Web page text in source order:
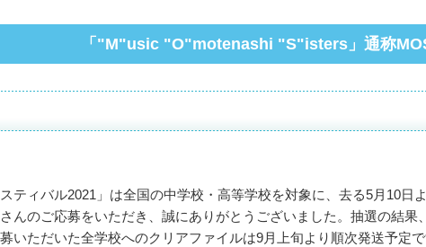
「"M"usic "O"motenashi "S"isters」 通称
ティバル2021」は全国の中学校・高等学校を対象に、去る5月10日
んのご応募をいただき、誠にありがとうございました。抽選の結果
いただいた全学校へのクリアファイルは9月上旬より順次発送予定で